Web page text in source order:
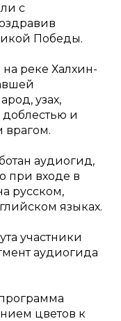
с
Победы.
реке Халхин-
узах,
и
аудиогид,
при входе в
русском,
языках.
участники
аудиогида
цветов к